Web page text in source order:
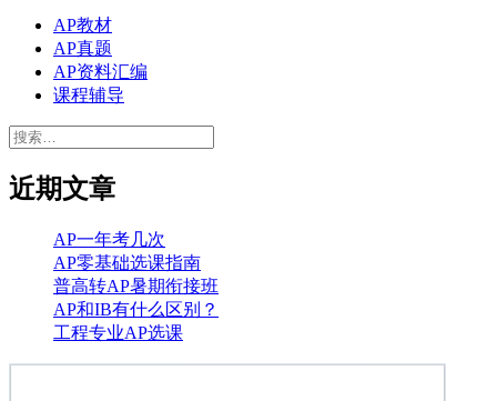
AP教材
AP真题
AP资料汇编
课程辅导
搜
近期文章
AP一年考几次
AP零基础选课指南
普高转AP暑期衔接班
AP和IB有什么区别？
工程专业AP选课